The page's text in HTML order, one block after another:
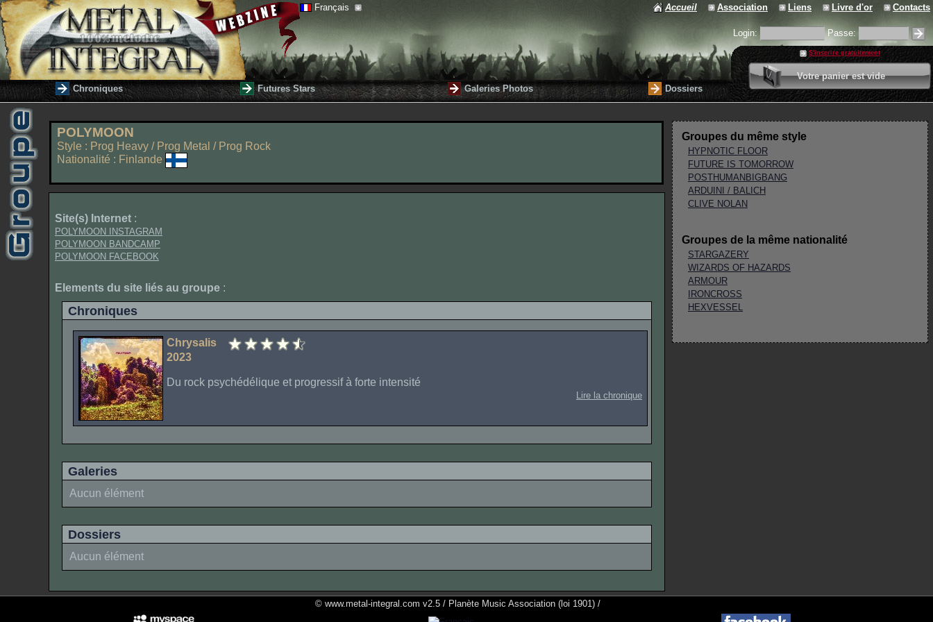
Français Accueil Association Liens Livre d'or Contacts
Login: Passe:
S'inscrire gratuitement
Votre panier est vide
0 article
Valider votre panier
Chroniques Futures Stars Galeries Photos Dossiers
POLYMOON
Style : Prog Heavy / Prog Metal / Prog Rock
Nationalité : Finlande
Groupes du même style
HYPNOTIC FLOOR
FUTURE IS TOMORROW
POSTHUMANBIGBANG
ARDUINI / BALICH
CLIVE NOLAN
Groupes de la même nationalité
STARGAZERY
WIZARDS OF HAZARDS
ARMOUR
IRONCROSS
HEXVESSEL
Site(s) Internet :
POLYMOON INSTAGRAM
POLYMOON BANDCAMP
POLYMOON FACEBOOK
Elements du site liés au groupe :
Chroniques
Chrysalis
2023
Du rock psychédélique et progressif à forte intensité
Lire la chronique
Galeries
Aucun élément
Dossiers
Aucun élément
© www.metal-integral.com v2.5 / Planète Music Association (loi 1901) /